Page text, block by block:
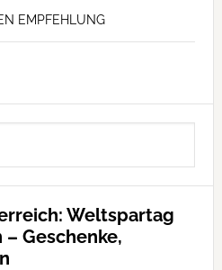
EMPFEHLUNG
Weltspartag
Geschenke,